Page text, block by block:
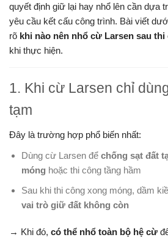
quyết định giữ lại hay nhổ lên cần dựa
yêu cầu kết cấu công trình. Bài viết
rõ khi nào nên nhổ cừ Larsen sau thi
khi thực hiện.
1. Khi cừ Larsen chỉ
tạm
Đây là trường hợp phổ biến nhất:
Dùng cừ Larsen để chống sạt đất
móng hoặc thi công tầng hầm
Sau khi thi công xong móng, dầm
vai trò giữ đất không còn
→ Khi đó, có thể nhổ toàn bộ hệ cừ